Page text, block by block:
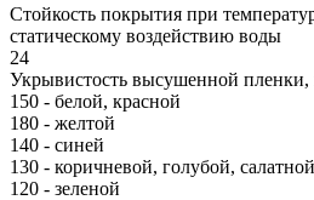
Стойкость покрытия при
статическому воздействию воды
24
Укрывистость высушенной пленки,
150 - белой, красной
180 - желтой
140 - синей
130 - коричневой, голубой,
120 - зеленой